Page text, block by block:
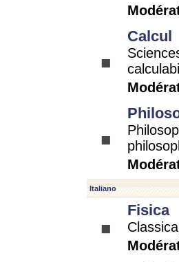
Calcul
Italiano
Fisica